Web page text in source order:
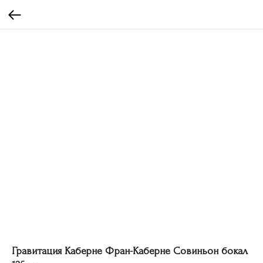
Гравитация Каберне Фран-Каберне Совиньон бокал